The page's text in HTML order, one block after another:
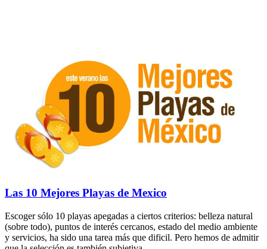
Las 10 Mejores Playas de Mexico
Escoger sólo 10 playas apegadas a ciertos criterios: belleza natural
(sobre todo), puntos de interés cercanos, estado del medio ambiente
y servicios, ha sido una tarea más que dificil. Pero hemos de admitir